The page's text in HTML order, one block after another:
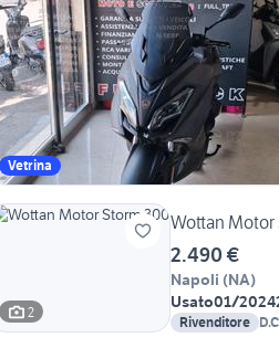
Vetrina
2
Wottan Motor
2.490 €
Napoli (NA)
Usato01/2024
Rivenditore